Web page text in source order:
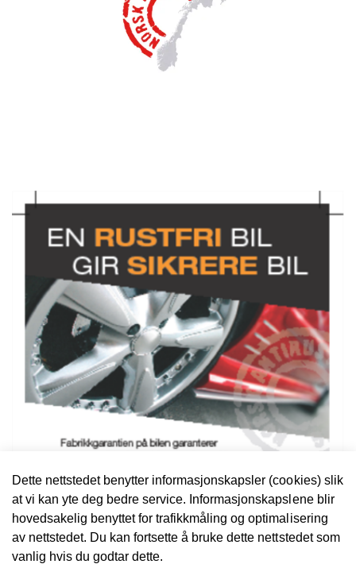
Dette nettstedet benytter informasjonskapsler (cookies) slik
at vi kan yte deg bedre service. Informasjonskapslene blir
hovedsakelig benyttet for trafikkmåling og optimalisering
av nettstedet. Du kan fortsette å bruke dette nettstedet som
vanlig hvis du godtar dette.